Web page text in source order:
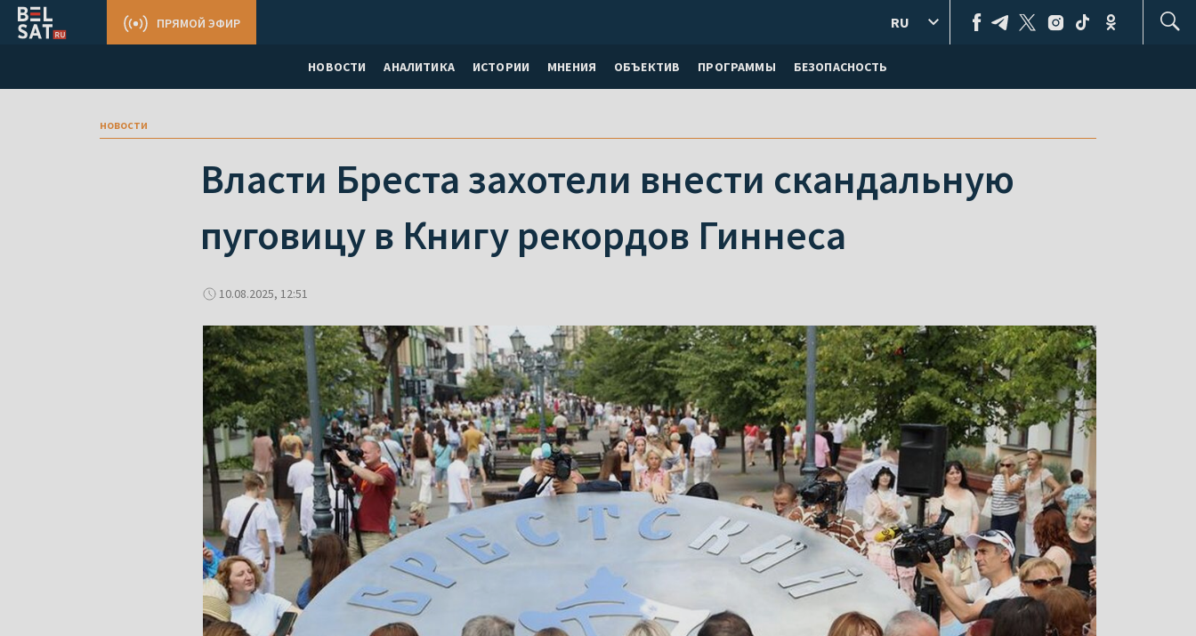
НОВОСТИ АНАЛИТИКА ИСТОРИИ МНЕНИЯ ОБЪЕКТИВ ПРОГРАММЫ БЕЗОПАСНОСТЬ
ПРЯМОЙ ЭФИР RU
новости
Власти Бреста захотели внести скандальную
пуговицу в Книгу рекордов Гиннеса
10.08.2025, 12:51